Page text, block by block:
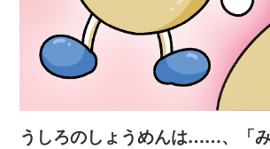
うしろのしょうめんは……、「み